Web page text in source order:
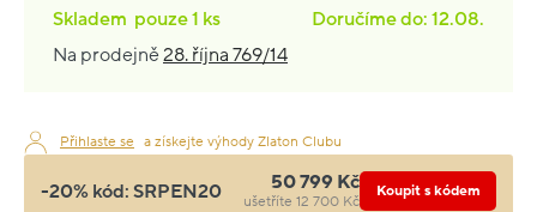
Skladem pouze1 ks
Doručíme do: 12.08.
Na prodejně28. října 769/14
Přihlaste se a získejte výhody Zlaton Clubu
-20% kód: SRPEN20 50 799 Kč
ušetříte 12 700 Kč
Koupit s kódem